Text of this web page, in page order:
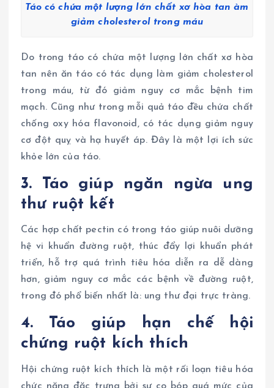
Táo có chứa một lượng lớn chất xơ hòa tan àm
giảm cholesterol trong máu
Do trong táo có chứa một lượng lớn chất xơ hòa
tan nên ăn táo có tác dụng làm giảm cholesterol
trong máu, từ đó giảm nguy cơ mắc bệnh tim
mạch. Cũng như trong mỗi quả táo đều chứa chất
chống oxy hóa flavonoid, có tác dụng giảm nguy
cơ đột quỵ và hạ huyết áp. Đây là một lợi ích sức
khỏe lớn của táo.
3. Táo giúp ngăn ngừa ung
thư ruột kết
Các hợp chất pectin có trong táo giúp nuôi dưỡng
hệ vi khuẩn đường ruột, thúc đẩy lợi khuẩn phát
triển, hỗ trợ quá trình tiêu hóa diễn ra dễ dàng
hơn, giảm nguy cơ mắc các bệnh về đường ruột,
trong đó phổ biến nhất là: ung thư đại trực tràng.
4. Táo giúp hạn chế hội
chứng ruột kích thích
Hội chứng ruột kích thích là một rối loạn tiêu hóa
chức năng đặc trưng bởi sự co bóp quá mức của